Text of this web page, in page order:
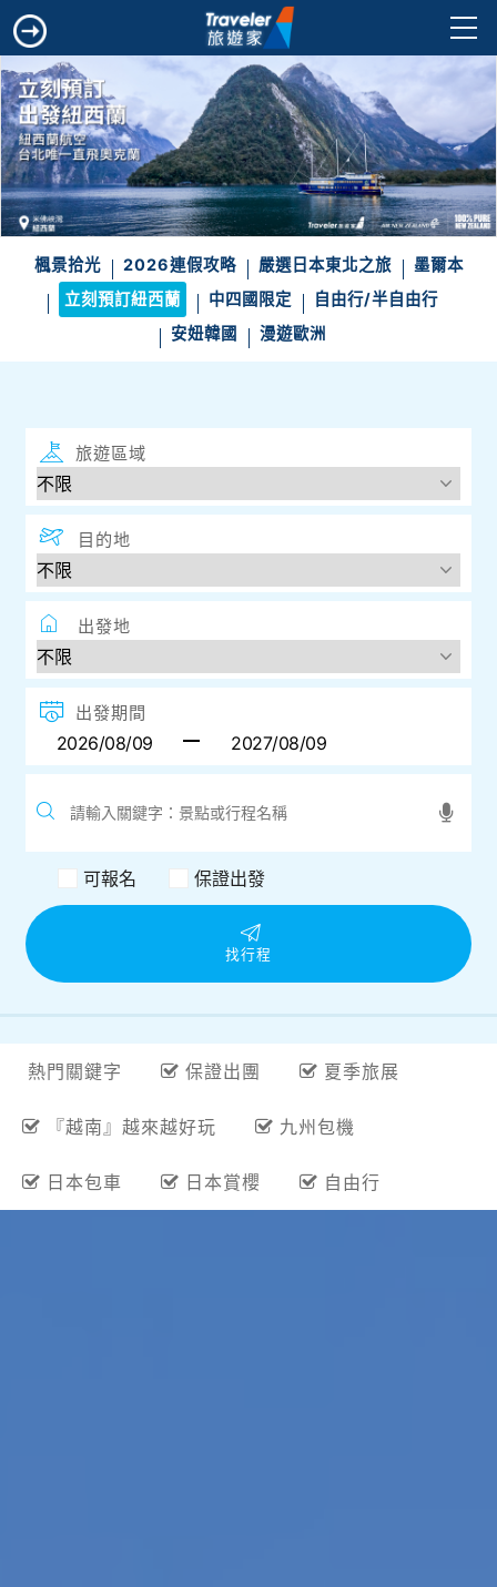
楓景拾光 2026連假攻略 嚴選日本東北之旅
墨爾本
立刻預訂紐西蘭
中四國限定
自由行/半自由行
安妞韓國
漫遊歐洲
旅遊區域
目的地
出發地
出發期間
可報名 保證出發
找行程
熱門關鍵字 保證出團 夏季旅展
『越南』越來越好玩 九州包機
日本包車 日本賞櫻 自由行